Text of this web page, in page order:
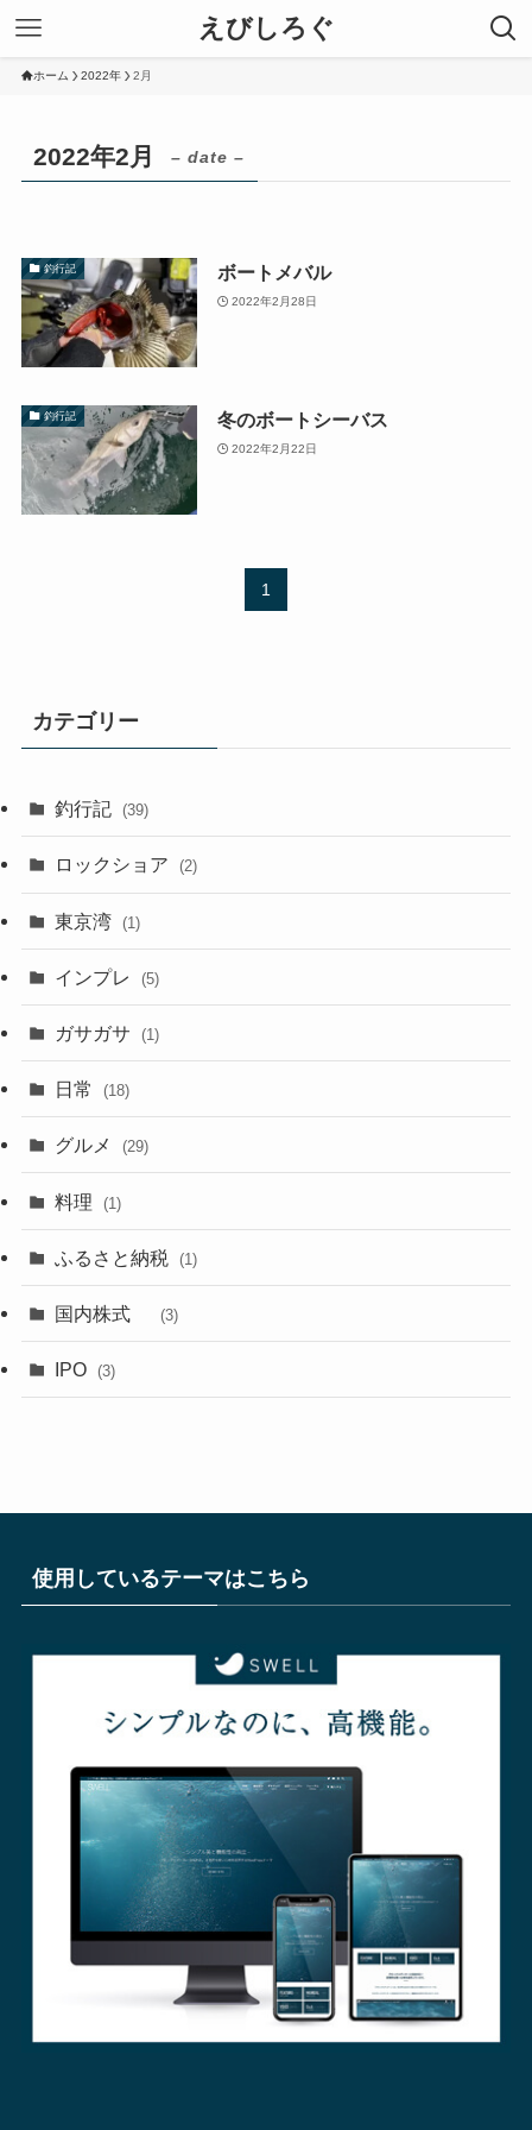
えびしろぐ
ホーム 2022年 2月
2022年2月 – date –
釣行記 ボートメバル
2022年2月28日
釣行記 冬のボートシーバス
2022年2月22日
1
カテゴリー
釣行記 (39)
ロックショア (2)
東京湾 (1)
インプレ (5)
ガサガサ (1)
日常 (18)
グルメ (29)
料理 (1)
ふるさと納税 (1)
国内株式 (3)
IPO (3)
使用しているテーマはこちら